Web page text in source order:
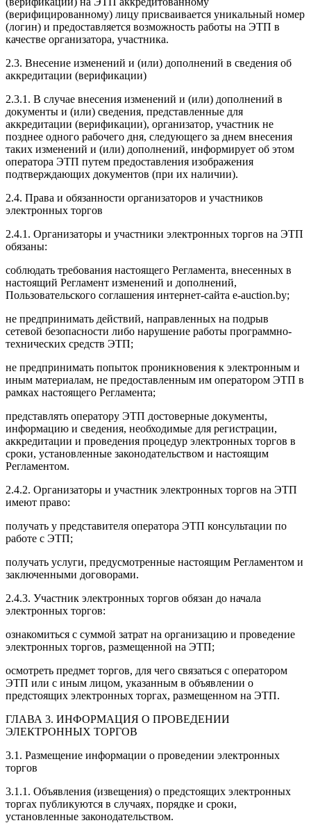
(верифицированному) лицу присваивается уникальный номер
(логин) и предоставляется возможность работы на ЭТП в
качестве организатора, участника.
2.3. Внесение изменений и (или) дополнений в сведения об
аккредитации (верификации)
2.3.1. В случае внесения изменений и (или) дополнений в
документы и (или) сведения, представленные для
аккредитации (верификации), организатор, участник не
позднее одного рабочего дня, следующего за днем внесения
таких изменений и (или) дополнений, информирует об этом
оператора ЭТП путем предоставления изображения
подтверждающих документов (при их наличии).
2.4. Права и обязанности организаторов и участников
электронных торгов
2.4.1. Организаторы и участники электронных торгов на ЭТП
обязаны:
соблюдать требования настоящего Регламента, внесенных в
настоящий Регламент изменений и дополнений,
Пользовательского соглашения интернет-сайта e-auction.by;
не предпринимать действий, направленных на подрыв
сетевой безопасности либо нарушение работы программно-
технических средств ЭТП;
не предпринимать попыток проникновения к электронным и
иным материалам, не предоставленным им оператором ЭТП в
рамках настоящего Регламента;
представлять оператору ЭТП достоверные документы,
информацию и сведения, необходимые для регистрации,
аккредитации и проведения процедур электронных торгов в
сроки, установленные законодательством и настоящим
Регламентом.
2.4.2. Организаторы и участник электронных торгов на ЭТП
имеют право:
получать у представителя оператора ЭТП консультации по
работе с ЭТП;
получать услуги, предусмотренные настоящим Регламентом и
заключенными договорами.
2.4.3. Участник электронных торгов обязан до начала
электронных торгов:
ознакомиться с суммой затрат на организацию и проведение
электронных торгов, размещенной на ЭТП;
осмотреть предмет торгов, для чего связаться с оператором
ЭТП или с иным лицом, указанным в объявлении о
предстоящих электронных торгах, размещенном на ЭТП.
ГЛАВА 3. ИНФОРМАЦИЯ О ПРОВЕДЕНИИ
ЭЛЕКТРОННЫХ ТОРГОВ
3.1. Размещение информации о проведении электронных
торгов
3.1.1. Объявления (извещения) о предстоящих электронных
торгах публикуются в случаях, порядке и сроки,
установленные законодательством.